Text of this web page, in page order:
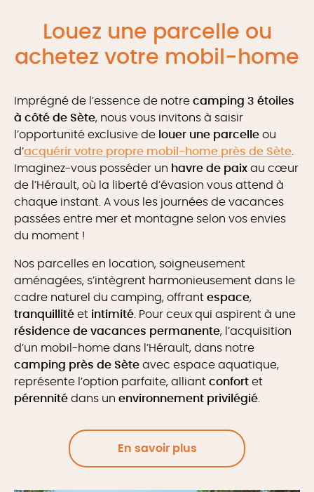
Louez une parcelle ou
achetez votre mobil-home
Imprégné de l’essence de notre camping 3 étoiles
à côté de Sète, nous vous invitons à saisir
l’opportunité exclusive de louer une parcelle ou
d’acquérir votre propre mobil-home près de Sète
Imaginez-vous posséder un havre de paix au cœur
de l’Hérault, où la liberté d’évasion vous attend à
chaque instant. A vous les journées de vacances
passées entre mer et montagne selon vos envies
du moment !
Nos parcelles en location, soigneusement
aménagées, s’intègrent harmonieusement dans le
cadre naturel du camping, offrant espace,
tranquillité et intimité . Pour ceux qui aspirent à une
résidence de vacances permanente, l’acquisition
d’un mobil-home dans l’Hérault, dans notre
camping près de Sète avec espace aquatique,
représente l’option parfaite, alliant confort et
pérennité dans un environnement privilégié
En savoir plus